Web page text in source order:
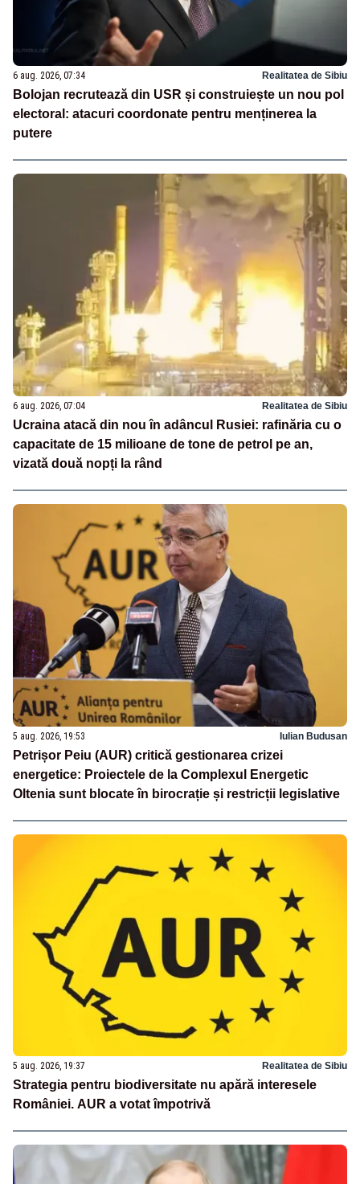
6 aug. 2026, 07:34 Realitatea de Sibiu
Bolojan recrutează din USR și construiește un nou pol
electoral: atacuri coordonate pentru menținerea la
putere
6 aug. 2026, 07:04 Realitatea de Sibiu
Ucraina atacă din nou în adâncul Rusiei: rafinăria cu o
capacitate de 15 milioane de tone de petrol pe an,
vizată două nopți la rând
5 aug. 2026, 19:53 Iulian Budusan
Petrișor Peiu (AUR) critică gestionarea crizei
energetice: Proiectele de la Complexul Energetic
Oltenia sunt blocate în birocrație și restricții legislative
5 aug. 2026, 19:37 Realitatea de Sibiu
Strategia pentru biodiversitate nu apără interesele
României. AUR a votat împotrivă